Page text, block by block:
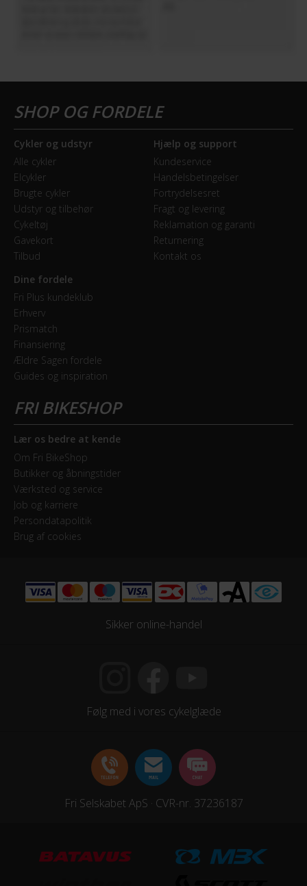
Cykler og udstyr
Alle cykler
Elcykler
Brugte cykler
Udstyr og tilbehør
Cykeltøj
Gavekort
Tilbud
Hjælp og support
Kundeservice
Handelsbetingelser
Fortrydelsesret
Fragt og levering
Reklamation og garanti
Returnering
Kontakt os
Dine fordele
Fri Plus kundeklub
Erhverv
Prismatch
Finansiering
Ældre Sagen fordele
Guides og inspiration
Lær os bedre at kende
Om Fri BikeShop
Butikker og åbningstider
Værksted og service
Job og karriere
Persondatapolitik
Brug af cookies
Sikker online-handel
Følg med i vores cykelglæde
Fri Selskabet ApS · CVR-nr. 37236187